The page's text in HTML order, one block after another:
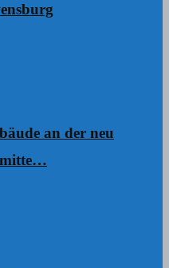
an der neu